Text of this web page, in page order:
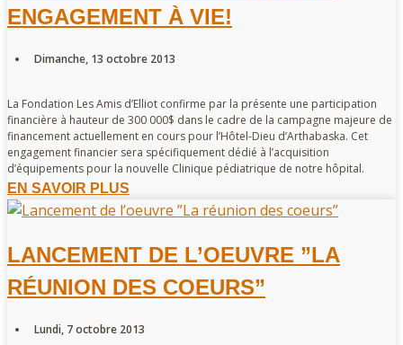
ENGAGEMENT À VIE!
Dimanche, 13 octobre 2013
La Fondation Les Amis d’Elliot confirme par la présente une participation
financière à hauteur de 300 000$ dans le cadre de la campagne majeure de
financement actuellement en cours pour l’Hôtel-Dieu d’Arthabaska. Cet
engagement financier sera spécifiquement dédié à l’acquisition
d’équipements pour la nouvelle Clinique pédiatrique de notre hôpital.
EN SAVOIR PLUS
LANCEMENT DE L’OEUVRE ”LA
RÉUNION DES COEURS”
Lundi, 7 octobre 2013